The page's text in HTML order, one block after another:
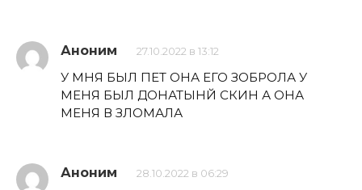
Аноним 27.10.2022 в 13:12
У МНЯ БЫЛ ПЕТ ОНА ЕГО ЗОБРОЛА У
МЕНЯ БЫЛ ДОНАТЫНЙ СКИН А ОНА
МЕНЯ В ЗЛОМАЛА
Аноним 28.10.2022 в 06:29